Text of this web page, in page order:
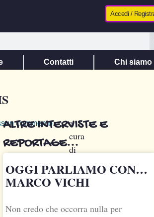
Accedi /
Contatti Chi siamo
commento
a
cura
di
Alessandro
Noseda
ALTRE INTERVISTE E
REPORTAGE...
OGGI PARLIAMO CON…
MARCO VICHI
Non credo che occorra nulla per